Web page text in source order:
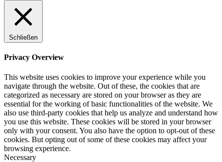
Schließen
Privacy Overview
This website uses cookies to improve your experience while you
navigate through the website. Out of these, the cookies that are
categorized as necessary are stored on your browser as they are
essential for the working of basic functionalities of the website. We
also use third-party cookies that help us analyze and understand how
you use this website. These cookies will be stored in your browser
only with your consent. You also have the option to opt-out of these
cookies. But opting out of some of these cookies may affect your
browsing experience.
Necessary